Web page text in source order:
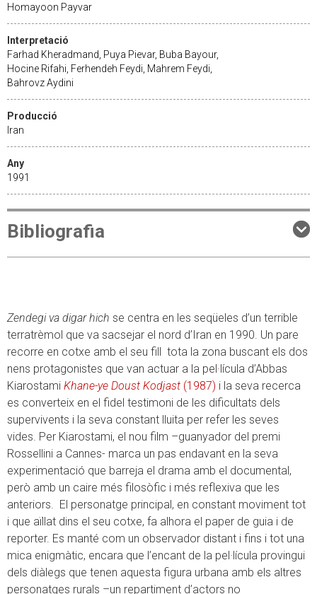
Homayoon Payvar
Interpretació
Farhad Kheradmand, Puya Pievar, Buba Bayour,
Hocine Rifahi, Ferhendeh Feydi, Mahrem Feydi,
Bahrovz Aydini
Producció
Iran
Any
1991
Bibliografia
Zendegi va digar hich se centra en les seqüeles d’un terrible
terratrèmol que va sacsejar el nord d’Iran en 1990. Un pare
recorre en cotxe amb el seu fill tota la zona buscant els dos
nens protagonistes que van actuar a la pel·lícula d’Abbas
Kiarostami Khane-ye Doust Kodjast (1987) i la seva recerca
es converteix en el fidel testimoni de les dificultats dels
supervivents i la seva constant lluita per refer les seves
vides. Per Kiarostami, el nou film –guanyador del premi
Rossellini a Cannes- marca un pas endavant en la seva
experimentació que barreja el drama amb el documental,
però amb un caire més filosòfic i més reflexiva que les
anteriors. El personatge principal, en constant moviment tot
i que aïllat dins el seu cotxe, fa alhora el paper de guia i de
reporter. Es manté com un observador distant i fins i tot una
mica enigmàtic, encara que l’encant de la pel·lícula provingui
dels diàlegs que tenen aquesta figura urbana amb els altres
personatges rurals –un repartiment d’actors no